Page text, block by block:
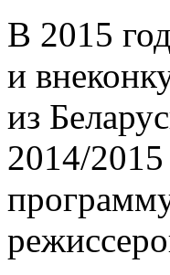
В 2015
и
из
2014/